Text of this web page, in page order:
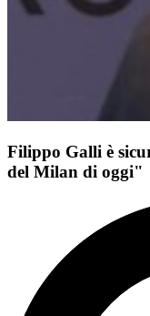
Filippo Galli è
del Milan di oggi"